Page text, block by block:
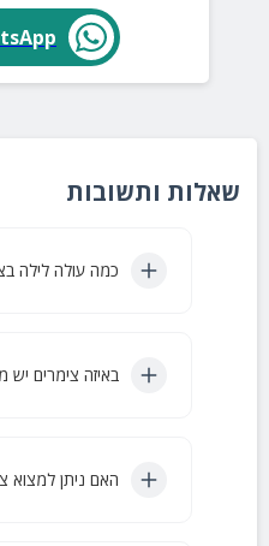
שאלות ותשובות
כמה עולה לילה
באיזה צימרים יש
האם ניתן למצוא